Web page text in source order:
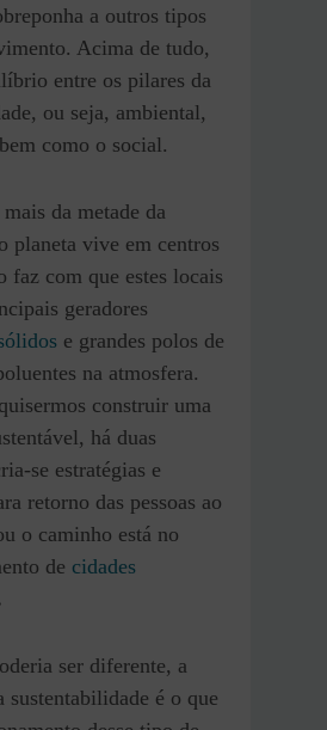
a outros tipos
Acima de tudo,
entre os pilares da
ou seja, ambiental,
como o social.
da metade da
planeta vive em centros
faz com que estes locais
geradores
e grandes polos de
na atmosfera.
construir uma
há duas
se estratégias e
retorno das pessoas ao
o caminho está no
de cidades
ser diferente, a
sustentabilidade é o que